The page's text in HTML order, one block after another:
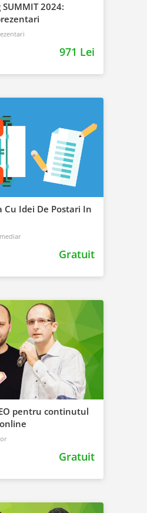
2024:
971 Lei
Cu Idei De Postari In
Gratuit
pentru continutul
Gratuit